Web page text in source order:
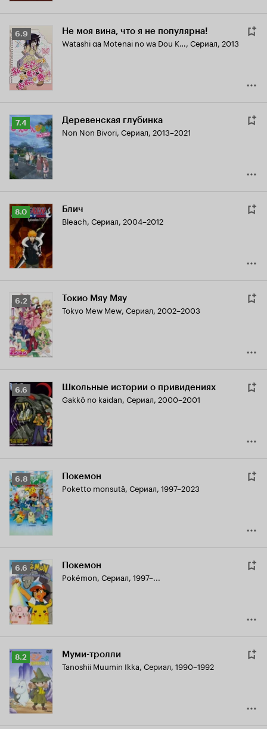
Рейтинг
Кинопоиска
6.9
6.9 Не моя вина, что я не популярна!
Watashi ga Motenai no wa Dou Kangaete mo Omaera ga Warui!, Сериал, 2013
Рейтинг
Кинопоиска
7.4
7.4 Деревенская глубинка
Non Non Biyori, Сериал, 2013–2021
Рейтинг
Кинопоиска
8.0
8.0 Блич
Bleach, Сериал, 2004–2012
Рейтинг
Кинопоиска
6.2
6.2 Токио Мяу Мяу
Tokyo Mew Mew, Сериал, 2002–2003
Рейтинг
Кинопоиска
6.6
6.6 Школьные истории о привидениях
Gakkô no kaidan, Сериал, 2000–2001
Рейтинг
Кинопоиска
6.8
6.8 Покемон
Poketto monsutâ, Сериал, 1997–2023
Рейтинг
Кинопоиска
6.6
6.6 Покемон
Pokémon, Сериал, 1997–...
Рейтинг
Кинопоиска
8.2
8.2 Муми-тролли
Tanoshii Muumin Ikka, Сериал, 1990–1992